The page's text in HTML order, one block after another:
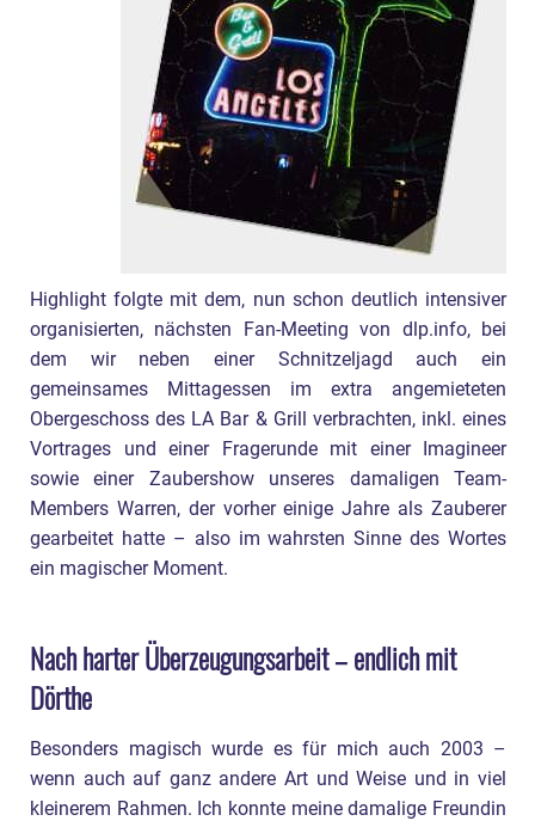
Highlight folgte mit dem, nun schon deutlich intensiver
organisierten, nächsten Fan-Meeting von dlp.info, bei
dem wir neben einer Schnitzeljagd auch ein
gemeinsames Mittagessen im extra angemieteten
Obergeschoss des LA Bar & Grill verbrachten, inkl. eines
Vortrages und einer Fragerunde mit einer Imagineer
sowie einer Zaubershow unseres damaligen Team-
Members Warren, der vorher einige Jahre als Zauberer
gearbeitet hatte – also im wahrsten Sinne des Wortes
ein magischer Moment.
Nach harter Überzeugungsarbeit – endlich mit
Dörthe
Besonders magisch wurde es für mich auch 2003 –
wenn auch auf ganz andere Art und Weise und in viel
kleinerem Rahmen. Ich konnte meine damalige Freundin